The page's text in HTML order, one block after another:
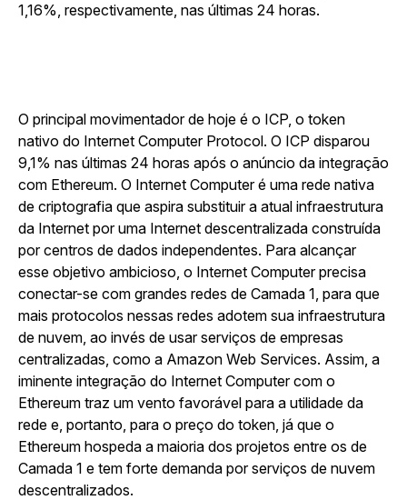
1,16%, respectivamente, nas últimas 24 horas.
O principal movimentador de hoje é o ICP, o token
nativo do Internet Computer Protocol. O ICP disparou
9,1% nas últimas 24 horas após o anúncio da integração
com Ethereum. O Internet Computer é uma rede nativa
de criptografia que aspira substituir a atual infraestrutura
da Internet por uma Internet descentralizada construída
por centros de dados independentes. Para alcançar
esse objetivo ambicioso, o Internet Computer precisa
conectar-se com grandes redes de Camada 1, para que
mais protocolos nessas redes adotem sua infraestrutura
de nuvem, ao invés de usar serviços de empresas
centralizadas, como a Amazon Web Services. Assim, a
iminente integração do Internet Computer com o
Ethereum traz um vento favorável para a utilidade da
rede e, portanto, para o preço do token, já que o
Ethereum hospeda a maioria dos projetos entre os de
Camada 1 e tem forte demanda por serviços de nuvem
descentralizados.